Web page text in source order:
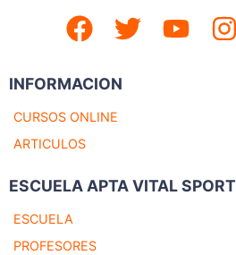
INFORMACION
CURSOS ONLINE
ARTICULOS
ESCUELA APTA VITAL SPORT
ESCUELA
PROFESORES